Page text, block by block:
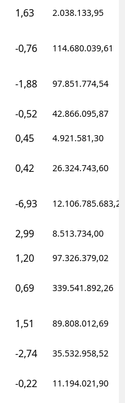
1,63 2.038.133,95
-0,76 114.680.039,61
-1,88 97.851.774,54
-0,52 42.866.095,87
0,45 4.921.581,30
0,42 26.324.743,60
-6,93 12.106.785.683,20
2,99 8.513.734,00
1,20 97.326.379,02
0,69 339.541.892,26
1,51 89.808.012,69
-2,74 35.532.958,52
-0,22 11.194.021,90